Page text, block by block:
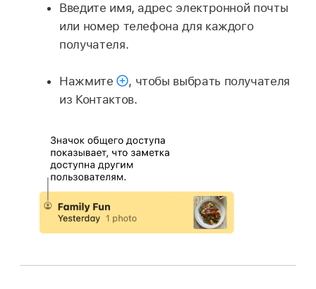
Введите имя, адрес электронной почты
или номер телефона для каждого
получателя.
Нажмите , чтобы выбрать получателя
из Контактов.